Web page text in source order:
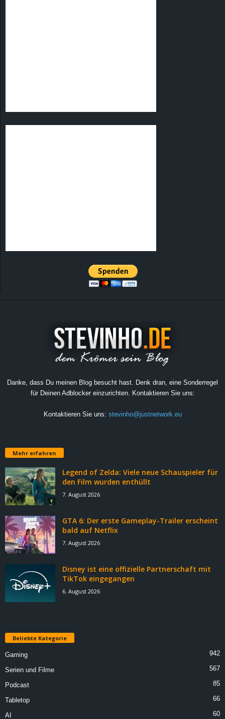
Danke, dass Du meinen Blog besucht hast. Denk dran, eine Sonderregel
für Deinen Adblocker einzurichten. Kontaktieren Sie uns:
Kontaktieren Sie uns: stevinho@justnetwork.eu
Mehr erfahren
Legend of Zelda: Viele neue Schauspieler für
den Film wurden enthüllt
7. August 2026
GTA 6: Der erste Gameplay-Trailer erscheint
bald auf Netflix
7. August 2026
Disney ist eine offizielle Partnerschaft mit
TikTok eingegangen
6. August 2026
Beliebte Kategorie
Gaming 942
Serien und Filme 567
Podcast 85
Tabletop 66
AI 60